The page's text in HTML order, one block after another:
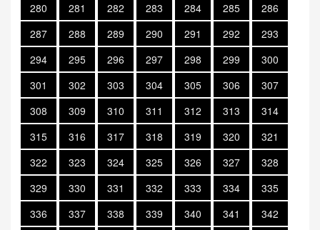
280
281 282 283 284 285
286
287
288 289 290 291 292
293
294
295 296 297 298 299
300
301
302 303 304 305 306
307
308
309 310 311 312 313
314
315
316 317 318 319 320
321
322
323 324 325 326 327
328
329
330 331 332 333 334
335
336
337 338 339 340 341
342